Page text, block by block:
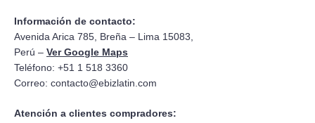
Información de contacto:
Avenida Arica 785, Breña – Lima 15083,
Perú – Ver Google Maps
Teléfono: +51 1 518 3360
Correo: contacto@ebizlatin.com
Atención a clientes compradores: